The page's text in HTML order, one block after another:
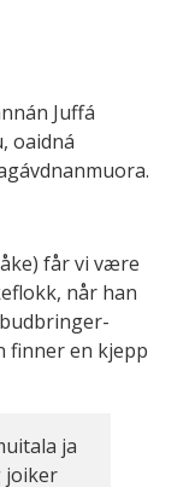
Juffá
oaidná
får vi være
når han
finner en kjepp
ja
joiker